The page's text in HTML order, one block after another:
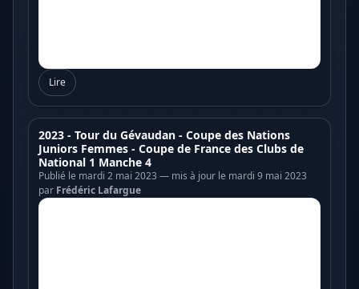
Lire
2023 - Tour du Gévaudan - Coupe des Nations
Juniors Femmes - Coupe de France des Clubs de
National 1 Manche 4
Publié le mardi 2 mai 2023 — mis à jour le mardi 9 mai 2023
par Frédéric Lafargue